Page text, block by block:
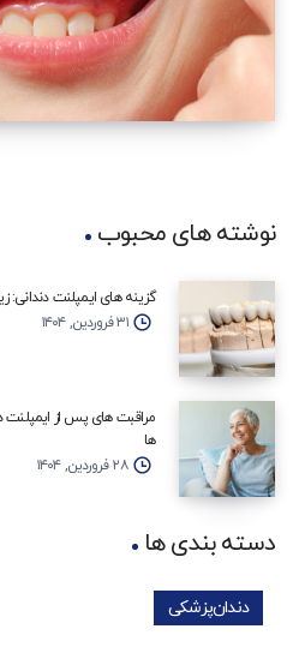
نوشته های محبوب
گزینه‌ های ایمپلنت دندانی:
۳۱ فروردین, ۱۴۰۴
مراقبت‌ های پس از ایمپلنت
ها
۲۸ فروردین, ۱۴۰۴
دسته بندی ها
دندان‌پزشکی